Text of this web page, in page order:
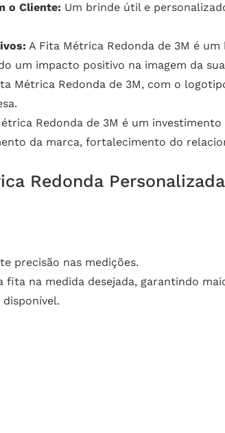
o Cliente: Um brinde útil e
A Fita Métrica Redonda de 3M é
um impacto positivo na imagem da
Métrica Redonda de 3M, com o
Redonda de 3M é um
da marca, fortalecimento do
Redonda
precisão nas medições.
fita na medida desejada, garantindo